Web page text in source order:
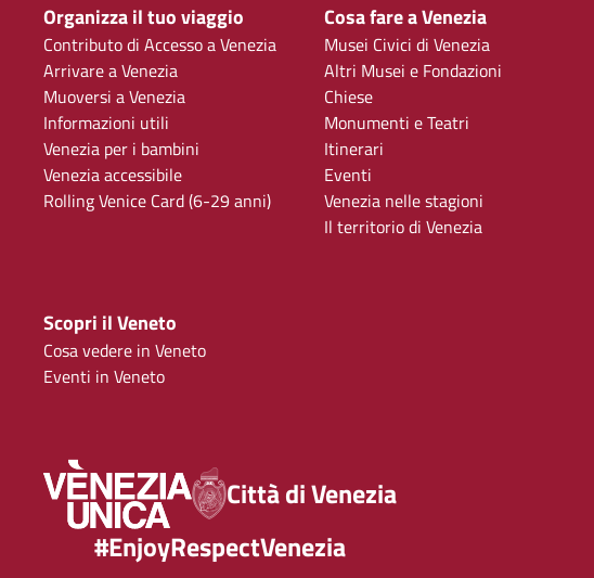
Organizza il tuo viaggio
Contributo di Accesso a Venezia
Arrivare a Venezia
Muoversi a Venezia
Informazioni utili
Venezia per i bambini
Venezia accessibile
Rolling Venice Card (6-29 anni)
Cosa fare a Venezia
Musei Civici di Venezia
Altri Musei e Fondazioni
Chiese
Monumenti e Teatri
Itinerari
Eventi
Venezia nelle stagioni
Il territorio di Venezia
Scopri il Veneto
Cosa vedere in Veneto
Eventi in Veneto
Città di Venezia
#EnjoyRespectVenezia